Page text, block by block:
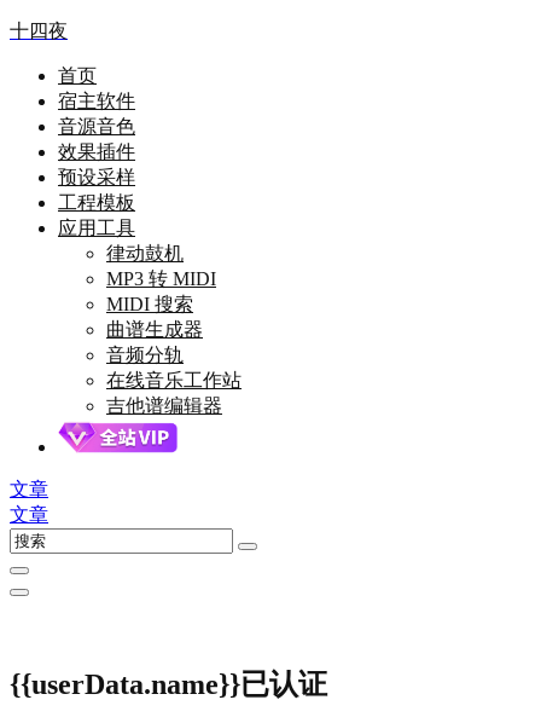
十四夜
首页
宿主软件
音源音色
效果插件
预设采样
工程模板
应用工具
律动鼓机
MP3 转 MIDI
MIDI 搜索
曲谱生成器
音频分轨
在线音乐工作站
吉他谱编辑器
文章
文章
{{userData.name}}已认证